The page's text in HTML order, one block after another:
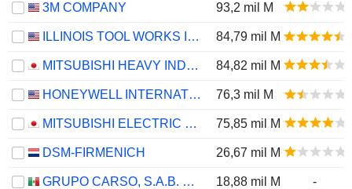
3M COMPANY
93,2 mil M
ILLINOIS TOOL WORKS INC. 84,79 mil M
MITSUBISHI HEAVY INDUSTRIES, LTD. 84,82 mil M
HONEYWELL INTERNATIONAL INC. 76,3 mil M
MITSUBISHI ELECTRIC CORPORATION 75,85 mil M
DSM-FIRMENICH 26,67 mil M
GRUPO CARSO, S.A.B. DE C.V. 18,88 mil M -